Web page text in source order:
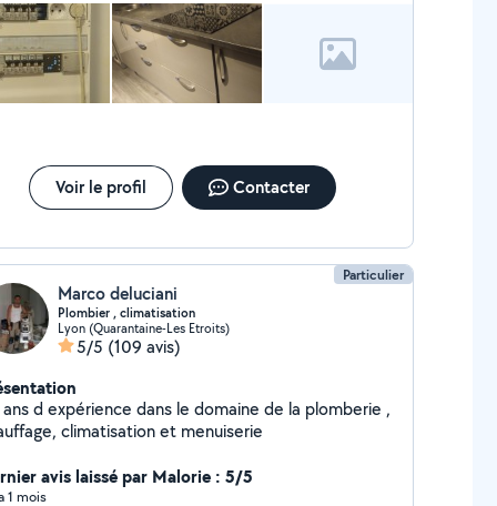
tombé sur le coup de foudre mais c’était plutôt le coup de
👌👌👌
Voir le profil Contacter
Particulier
Marco deluciani
Plombier , climatisation
Lyon (Quarantaine-Les Etroits)
5/5 (109 avis)
d expérience dans le domaine de la plomberie ,
chauffage, climatisation et menuiserie
avis laissé par Malorie : 5/5
1 mois